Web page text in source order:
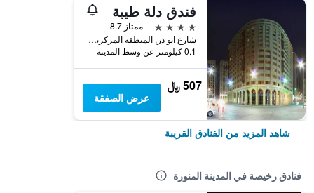
فندق دلة طيبة
4 نجوم
ممتاز 8.7
شارع ابو ذر, المنطقة المركزية, المدينة المنورة, المملكة العربية السعودية
0.1 كيلومتر عن وسط المدينة
507 ﷼
عرض الصفقة
شاهد المزيد من الفنادق القريبة
فنادق رخيصة في المدينة المنورة